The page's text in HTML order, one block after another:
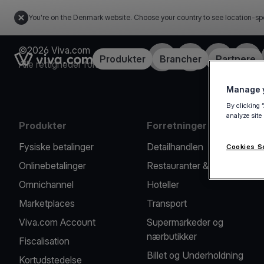
You're on the Denmark website. Choose your country to see location-
Link to the homepageProdukter Brancher Partnere
©2026 Viva.com
Alle rettigheder forbeholdes
Facebook
X LinkedIn
Produkter
Fysiske betalinger
Onlinebetalinger
Omnichannel
Marketplaces
Viva.com Account
Fiscalisation
Kortudstedelse
Forretninger vi hjælper
Detailhandlen
Restauranter & caféer
Hoteller
Transport
Supermarkeder og
nærbutikker
Billet og Underholdning
Manage
By clicking
analyze
Cookies